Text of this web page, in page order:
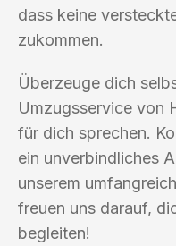
dass keine
zukommen.
Überzeuge dich
Umzugsservice von
für dich sprechen.
ein unverbindliches
unserem
freuen uns darauf,
begleiten!